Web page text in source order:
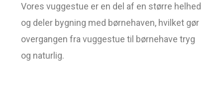
Vores vuggestue er en del af en større helhed
og deler bygning med børnehaven, hvilket gør
overgangen fra vuggestue til børnehave tryg
og naturlig.